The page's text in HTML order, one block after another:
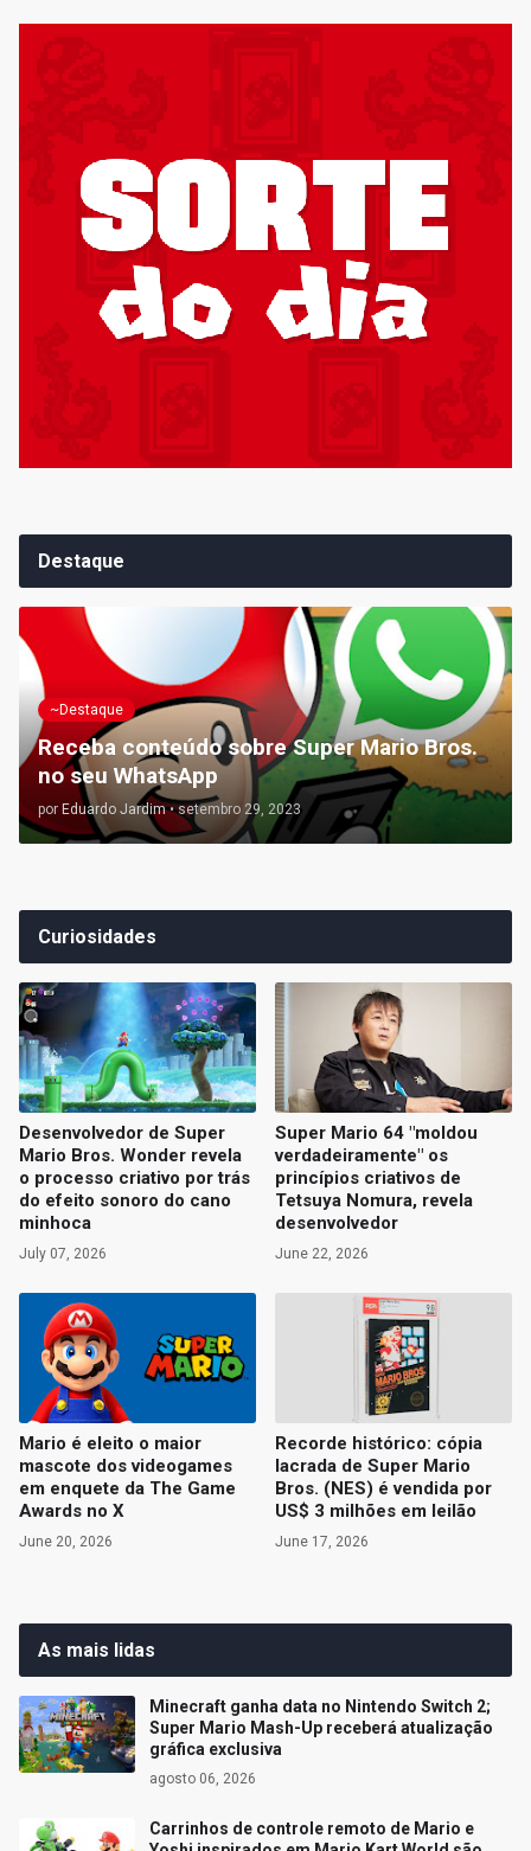
Destaque
~Destaque
Receba conteúdo sobre Super Mario Bros.
no seu WhatsApp
por Eduardo Jardim • setembro 29, 2023
Curiosidades
Desenvolvedor de Super
Mario Bros. Wonder revela
o processo criativo por trás
do efeito sonoro do cano
minhoca
July 07, 2026
Super Mario 64 "moldou
verdadeiramente" os
princípios criativos de
Tetsuya Nomura, revela
desenvolvedor
June 22, 2026
Mario é eleito o maior
mascote dos videogames
em enquete da The Game
Awards no X
June 20, 2026
Recorde histórico: cópia
lacrada de Super Mario
Bros. (NES) é vendida por
US$ 3 milhões em leilão
June 17, 2026
As mais lidas
Minecraft ganha data no Nintendo Switch 2;
Super Mario Mash-Up receberá atualização
gráfica exclusiva
agosto 06, 2026
Carrinhos de controle remoto de Mario e